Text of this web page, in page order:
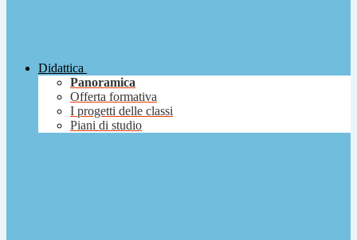
Didattica
Panoramica
Offerta formativa
I progetti delle classi
Piani di studio